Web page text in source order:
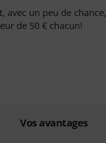
avec un peu de chance,
de 50 € chacun!
Vos avantages